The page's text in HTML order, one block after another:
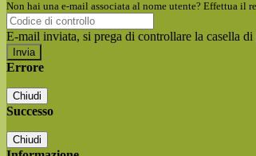
Non hai una e-mail associata al nome utente? Effettua il
E-mail inviata, si prega di controllare la casella di
Errore
Chiudi
Successo
Chiudi